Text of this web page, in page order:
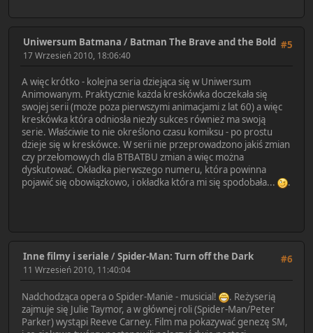
#5
Uniwersum Batmana / Batman The Brave and the Bold
17 Wrzesień 2010, 18:06:40
A więc krótko - kolejna seria dziejąca się w Uniwersum
Animowanym. Praktycznie każda kreskówka doczekała się
swojej serii (może poza pierwszymi animacjami z lat 60) a więc
kreskówka która odniosła niezły sukces również ma swoją
serie. Właściwie to nie określono czasu komiksu - po prostu
dzieje się w kreskówce. W serii nie przeprowadzono jakiś zmian
czy przełomowych dla BTBATBU zmian a więc można
dyskutować. Okładka pierwszego numeru, która powinna
pojawić się obowiązkowo, i okładka która mi się spodobała...
.
#6
Inne filmy i seriale/Spider-Man: Turn off the Dark
11 Wrzesień 2010, 11:40:04
Nadchodząca opera o Spider-Manie - musicial!
. Reżyserią
zajmuje się Julie Taymor, a w głównej roli (Spider-Man/Peter
Parker) wystąpi Reeve Carney. Film ma pokazywać genezę SM,